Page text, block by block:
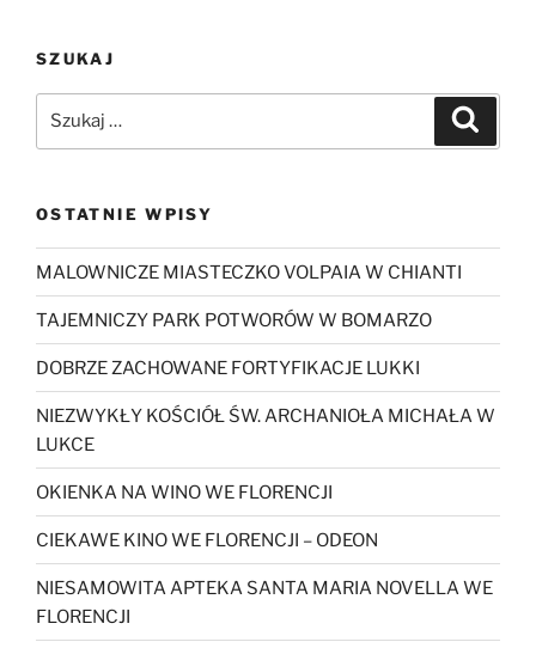
SZUKAJ
OSTATNIE WPISY
MALOWNICZE MIASTECZKO VOLPAIA W CHIANTI
TAJEMNICZY PARK POTWORÓW W BOMARZO
DOBRZE ZACHOWANE FORTYFIKACJE LUKKI
NIEZWYKŁY KOŚCIÓŁ ŚW. ARCHANIOŁA MICHAŁA W
LUKCE
OKIENKA NA WINO WE FLORENCJI
CIEKAWE KINO WE FLORENCJI – ODEON
NIESAMOWITA APTEKA SANTA MARIA NOVELLA WE
FLORENCJI